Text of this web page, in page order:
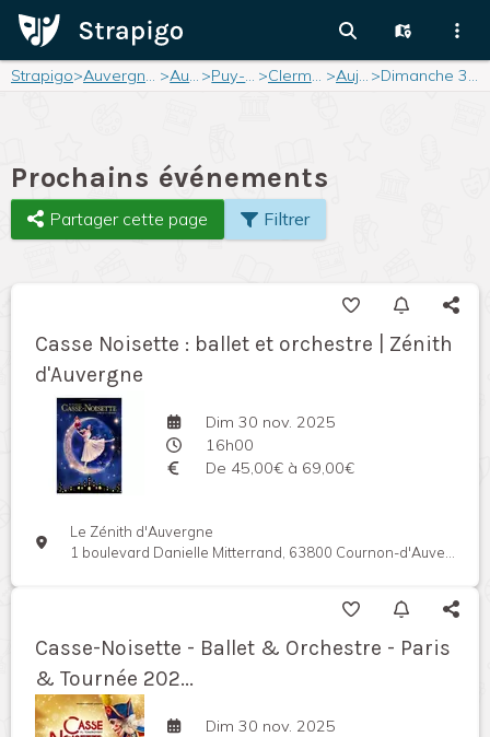
Strapigo> Auvergne-Rhône-Alpes > Auvergne > Puy-de-Dôme > Clermont-Ferrand > Aujourd'hui > Dimanche 30 novembre 2025
Prochains événements
Partager cette page Filtrer
Casse Noisette : ballet et orchestre | Zénith
d'Auvergne
Dim 30 nov. 2025
16h00
De 45,00€ à 69,00€
Le Zénith d'Auvergne
1 boulevard Danielle Mitterrand, 63800 Cournon-d'Auvergne, France
Casse-Noisette - Ballet & Orchestre - Paris
& Tournée 202...
Dim 30 nov. 2025